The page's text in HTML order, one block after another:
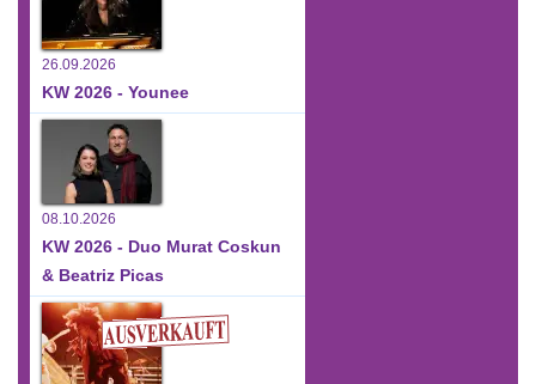
26.09.2026
KW 2026 - Younee
08.10.2026
KW 2026 - Duo Murat Coskun
& Beatriz Picas